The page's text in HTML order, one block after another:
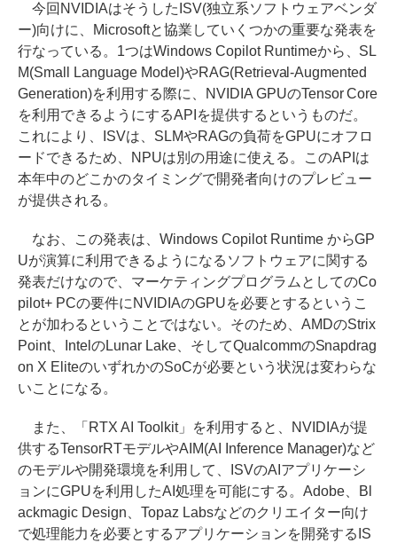
今回NVIDIAはそうしたISV(独立系ソフトウェアベンダ
ー)向けに、Microsoftと協業していくつかの重要な発表を
行なっている。1つはWindows Copilot Runtimeから、SL
M(Small Language Model)やRAG(Retrieval-Augmented
Generation)を利用する際に、NVIDIA GPUのTensor Core
を利用できるようにするAPIを提供するというものだ。
これにより、ISVは、SLMやRAGの負荷をGPUにオフロ
ードできるため、NPUは別の用途に使える。このAPIは
本年中のどこかのタイミングで開発者向けのプレビュー
が提供される。
なお、この発表は、Windows Copilot Runtime からGP
Uが演算に利用できるようになるソフトウェアに関する
発表だけなので、マーケティングプログラムとしてのCo
pilot+ PCの要件にNVIDIAのGPUを必要とするというこ
とが加わるということではない。そのため、AMDのStrix
Point、IntelのLunar Lake、そしてQualcommのSnapdrag
on X EliteのいずれかのSoCが必要という状況は変わらな
いことになる。
また、「RTX AI Toolkit」を利用すると、NVIDIAが提
供するTensorRTモデルやAIM(AI Inference Manager)など
のモデルや開発環境を利用して、ISVのAIアプリケーシ
ョンにGPUを利用したAI処理を可能にする。Adobe、Bl
ackmagic Design、Topaz Labsなどのクリエイター向け
で処理能力を必要とするアプリケーションを開発するIS